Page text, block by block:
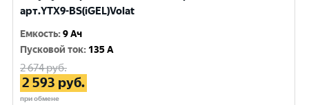
арт.YTX9-BS(iGEL)Volat
Емкость:9 Ач
Пусковой ток: 135 A
2 674руб.
2 593 руб.
при обмене